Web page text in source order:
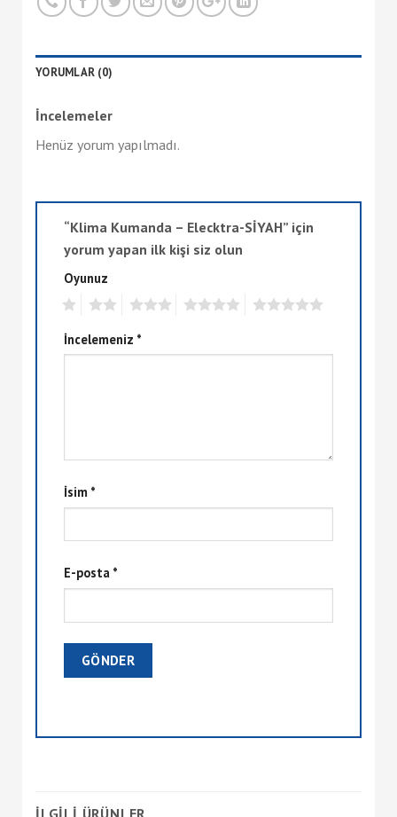
YORUMLAR (0)
İncelemeler
Henüz yorum yapılmadı.
“Klima Kumanda – Elecktra-SİYAH” için
yorum yapan ilk kişi siz olun
Oyunuz
İncelemeniz *
İsim *
E-posta *